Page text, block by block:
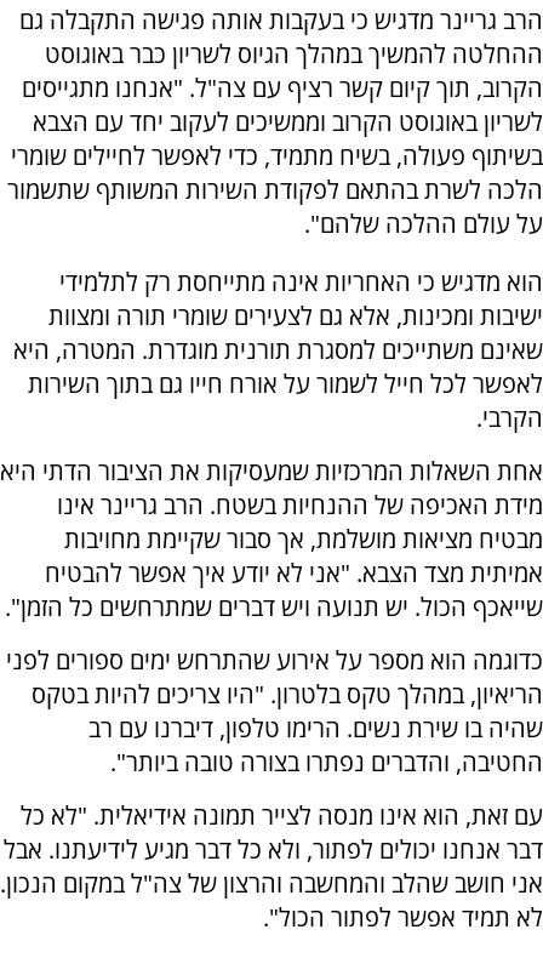
הרב גריינר מדגיש כי בעקבות אותה פגישה התקבלה גם
ההחלטה להמשיך במהלך הגיוס לשריון כבר באוגוסט
הקרוב, תוך קיום קשר רציף עם צה"ל. "אנחנו מתגייסים
לשריון באוגוסט הקרוב וממשיכים לעקוב יחד עם הצבא
בשיתוף פעולה, בשיח מתמיד, כדי לאפשר לחיילים שומרי
הלכה לשרת בהתאם לפקודת השירות המשותף שתשמור
על עולם ההלכה שלהם".
הוא מדגיש כי האחריות אינה מתייחסת רק לתלמידי
ישיבות ומכינות, אלא גם לצעירים שומרי תורה ומצוות
שאינם משתייכים למסגרת תורנית מוגדרת. המטרה, היא
לאפשר לכל חייל לשמור על אורח חייו גם בתוך השירות
הקרבי.
אחת השאלות המרכזיות שמעסיקות את הציבור הדתי היא
מידת האכיפה של ההנחיות בשטח. הרב גריינר אינו
מבטיח מציאות מושלמת, אך סבור שקיימת מחויבות
אמיתית מצד הצבא. "אני לא יודע איך אפשר להבטיח
שייאכף הכול. יש תנועה ויש דברים שמתרחשים כל הזמן".
כדוגמה הוא מספר על אירוע שהתרחש ימים ספורים לפני
הריאיון, במהלך טקס בלטרון. "היו צריכים להיות בטקס
שהיה בו שירת נשים. הרימו טלפון, דיברנו עם רב
החטיבה, והדברים נפתרו בצורה טובה ביותר".
עם זאת, הוא אינו מנסה לצייר תמונה אידיאלית. "לא כל
דבר אנחנו יכולים לפתור, ולא כל דבר מגיע לידיעתנו. אבל
אני חושב שהלב והמחשבה והרצון של צה"ל במקום הנכון.
לא תמיד אפשר לפתור הכול".